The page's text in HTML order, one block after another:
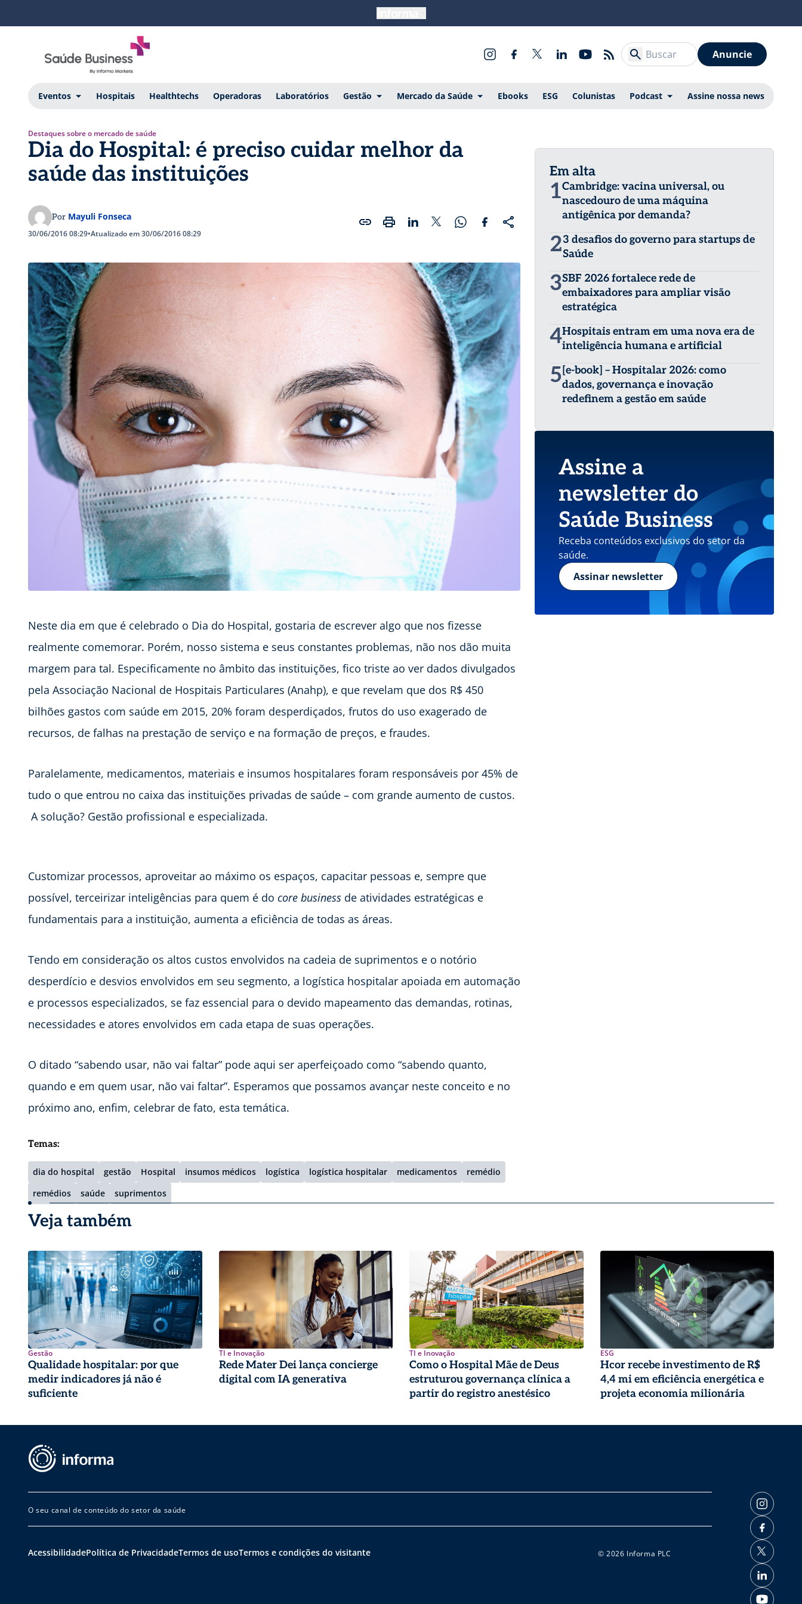
Anuncie
Eventos Hospitais Healthtechs Operadoras Laboratórios Gestão Mercado da Saúde Ebooks ESG Colunistas Podcast Assine nossa news
Destaques sobre o mercado de saúde
Dia do Hospital: é preciso cuidar melhor da
saúde das instituições
Por Mayuli Fonseca
30/06/2016 08:29•Atualizado em 30/06/2016 08:29
Neste dia em que é celebrado o Dia do Hospital, gostaria de escrever algo que nos fizesse
realmente comemorar. Porém, nosso sistema e seus constantes problemas, não nos dão muita
margem para tal. Especificamente no âmbito das instituições, fico triste ao ver dados divulgados
pela Associação Nacional de Hospitais Particulares (Anahp), e que revelam que dos R$ 450
bilhões gastos com saúde em 2015, 20% foram desperdiçados, frutos do uso exagerado de
recursos, de falhas na prestação de serviço e na formação de preços, e fraudes.
Paralelamente, medicamentos, materiais e insumos hospitalares foram responsáveis por 45% de
tudo o que entrou no caixa das instituições privadas de saúde – com grande aumento de custos.
A solução? Gestão profissional e especializada.
Customizar processos, aproveitar ao máximo os espaços, capacitar pessoas e, sempre que
possível, terceirizar inteligências para quem é do core business de atividades estratégicas e
fundamentais para a instituição, aumenta a eficiência de todas as áreas.
Tendo em consideração os altos custos envolvidos na cadeia de suprimentos e o notório
desperdício e desvios envolvidos em seu segmento, a logística hospitalar apoiada em automação
e processos especializados, se faz essencial para o devido mapeamento das demandas, rotinas,
necessidades e atores envolvidos em cada etapa de suas operações.
O ditado “sabendo usar, não vai faltar” pode aqui ser aperfeiçoado como “sabendo quanto,
quando e em quem usar, não vai faltar”. Esperamos que possamos avançar neste conceito e no
próximo ano, enfim, celebrar de fato, esta temática.
Temas:
dia do hospital gestão Hospital insumos médicos logística logística hospitalar medicamentos
remédio
remédios
saúde suprimentos
Em alta
1Cambridge: vacina universal, ou
nascedouro de uma máquina
antigênica por demanda?
23 desafios do governo para startups de
Saúde
3SBF 2026 fortalece rede de
embaixadores para ampliar visão
estratégica
4Hospitais entram em uma nova era de
inteligência humana e artificial
5 [e-book] – Hospitalar 2026: como
dados, governança e inovação
redefinem a gestão em saúde
Assine a
newsletter do
Saúde Business
Receba conteúdos exclusivos do setor da
saúde.
Assinar newsletter
Veja também
Gestão
Qualidade hospitalar: por que
medir indicadores já não é
suficiente
TI e Inovação
Rede Mater Dei lança concierge
digital com IA generativa
TI e Inovação
Como o Hospital Mãe de Deus
estruturou governança clínica a
partir do registro anestésico
ESG
Hcor recebe investimento de R$
4,4 mi em eficiência energética e
projeta economia milionária
O seu canal de conteúdo do setor da saúde
AcessibilidadePolítica de PrivacidadeTermos de usoTermos e condições do visitante © 2026 Informa PLC